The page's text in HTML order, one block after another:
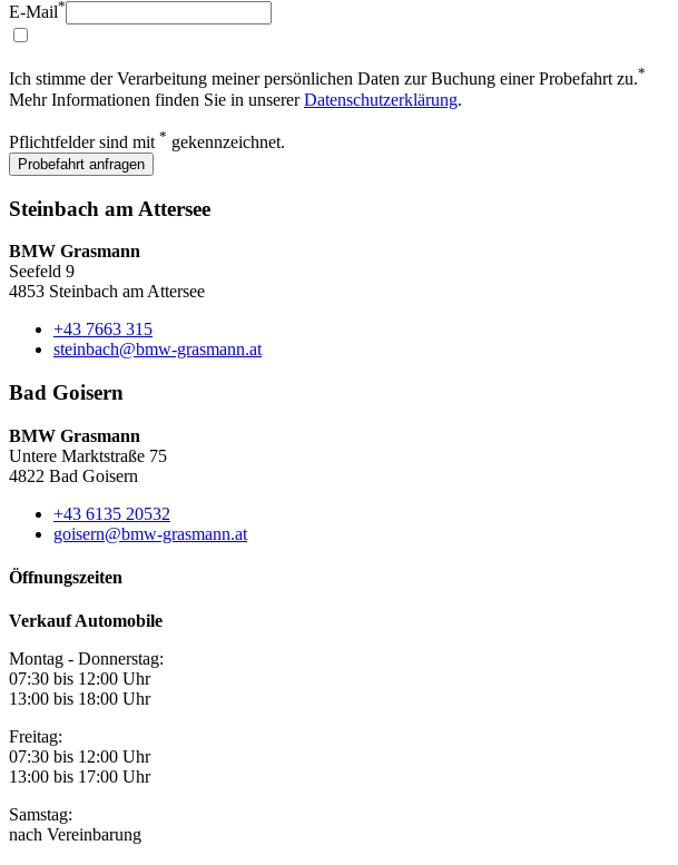
E-Mail*
Ich stimme der Verarbeitung meiner persönlichen Daten zur Buchung einer Probefahrt zu.*
Mehr Informationen finden Sie in unsererDatenschutzerklärung.
Pflichtfelder sind mit * gekennzeichnet.
Probefahrt anfragen
Steinbach am Attersee
BMW Grasmann
Seefeld 9
4853 Steinbach am Attersee
+43 7663 315
steinbach@bmw-grasmann.at
Bad Goisern
BMW Grasmann
Untere Marktstraße 75
4822 Bad Goisern
+43 6135 20532
goisern@bmw-grasmann.at
Öffnungszeiten
Verkauf Automobile
Montag - Donnerstag:
07:30 bis 12:00 Uhr
13:00 bis 18:00 Uhr
Freitag:
07:30 bis 12:00 Uhr
13:00 bis 17:00 Uhr
Samstag:
nach Vereinbarung